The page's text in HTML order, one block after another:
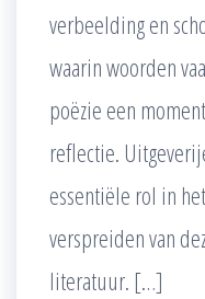
verbeelding en
waarin woorden
poëzie een
reflectie.
essentiële rol in
verspreiden van
literatuur. […]